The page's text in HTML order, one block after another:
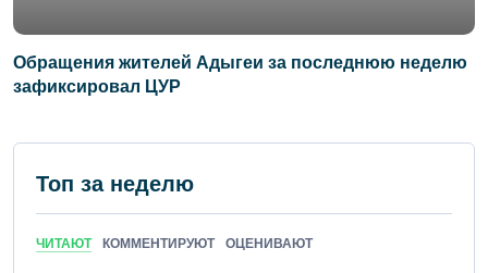
Обращения жителей Адыгеи за последнюю неделю
зафиксировал ЦУР
Топ за неделю
ЧИТАЮТ КОММЕНТИРУЮТ ОЦЕНИВАЮТ